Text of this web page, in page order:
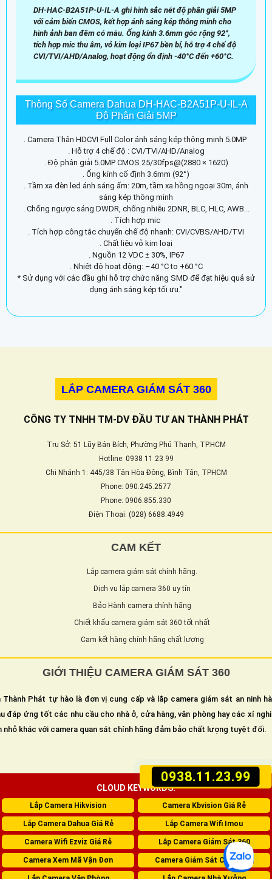
0938.11.23.99
DH-HAC-B2A51P-U-IL-A ghi hình sắc nét độ phân giải 5MP
với cảm biến CMOS, kết hợp ánh sáng kép thông minh cho
hình ảnh ban đêm có màu. Ống kính 3.6mm góc rộng 92°,
tích hợp mic thu âm, vỏ kim loại IP67 bền bỉ, hỗ trợ 4 chế độ
CVI/TVI/AHD/Analog, hoạt động ổn định -40°C đến +60°C.
Thông Số Camera Dahua DH-HAC-B2A51P-U-IL-A
Độ Phân Giải 5MP
. Camera Thân HDCVI Full Color ánh sáng kép thông minh 5.0MP
. Hỗ trợ 4 chế độ : CVI/TVI/AHD/Analog
. Độ phân giải 5.0MP CMOS 25/30fps@(2880 × 1620)
. Ống kính cố định 3.6mm (92°)
. Tầm xa đèn led ánh sáng ấm: 20m, tầm xa hồng ngoại 30m, ánh
sáng kép thông minh
. Chống ngược sáng DWDR, chống nhiễu 2DNR, BLC, HLC, AWB...
. Tích hợp mic
. Tích hợp công tắc chuyển chế độ nhanh: CVI/CVBS/AHD/TVI
. Chất liệu vỏ kim loại
. Nguồn 12 VDC ± 30%, IP67
. Nhiệt độ hoạt động: –40 °C to +60 °C
* Sử dụng với các đầu ghi hỗ trợ chức năng SMD để đạt hiệu quả sử
dụng ánh sáng kép tối ưu."
LẮP CAMERA GIÁM SÁT 360
CÔNG TY TNHH TM-DV ĐẦU TƯ AN THÀNH PHÁT
Trụ Sở: 51 Lũy Bán Bích, Phường Phú Thạnh, TP.HCM
Hotline: 0938 11 23 99
Chi Nhánh 1: 445/38 Tân Hòa Đông, Bình Tân, TPHCM
Phone: 090.245.2577
Phone: 0906.855.330
Điện Thoại: (028) 6688.4949
CAM KẾT
Lắp camera giám sát chính hãng.
Dịch vụ lắp camera 360 uy tín
Bảo Hành camera chính hãng
Chiết khấu camera giám sát 360 tốt nhất
Cam kết hàng chính hãng chất lượng
GIỚI THIỆU CAMERA GIÁM SÁT 360
Thành Phát tự hào là đơn vị cung cấp và lắp camera giám sát an ninh
đáp ứng tốt các nhu cầu cho nhà ở, cửa hàng, văn phòng hay các xí
nhỏ khác với camera quan sát chính hãng đảm bảo chất lượng tuyệt đối.
CLOUD KEYWORDS:
Lắp Camera Hikvision Camera Kbvision Giá Rẻ
Lắp Camera Dahua Giá Rẻ Lắp Camera Wifi Imou
Camera Wifi Ezviz Giá Rẻ Lắp Camera Giám Sát 360
Camera Xem Mã Vận Đơn Camera Giám Sát Cửa Hàng